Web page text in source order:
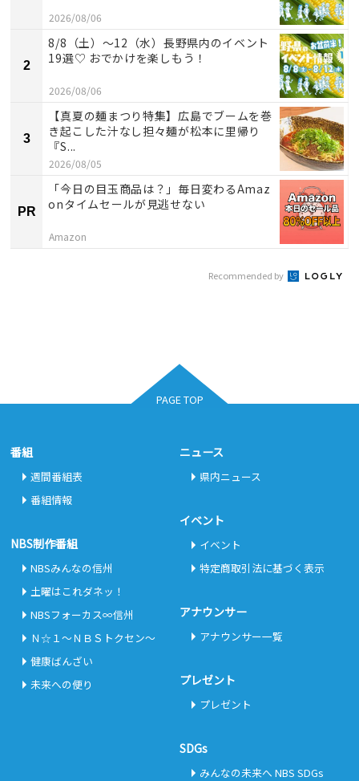
2026/08/06
2
8/8（土）〜12（水）長野県内のイベント
19選♡ おでかけを楽しもう！
2026/08/06
3
【真夏の麺まつり特集】広島でブームを巻
き起こした汁なし担々麺が松本に里帰り
『S...
2026/08/05
PR
「今日の目玉商品は？」毎日変わるAmaz
onタイムセールが見逃せない
Amazon
Recommended by
PAGE TOP
番組
週間番組表
番組情報
NBS制作番組
NBSみんなの信州
土曜はこれダネッ！
NBSフォーカス∞信州
Ｎ☆１～ＮＢＳトクセン～
健康ばんざい
未来への便り
ニュース
県内ニュース
イベント
イベント
特定商取引法に基づく表示
アナウンサー
アナウンサー一覧
プレゼント
プレゼント
SDGs
みんなの未来へ NBS SDGs